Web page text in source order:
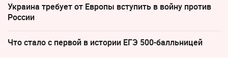
Украина требует от Европы вступить в войну против
России
Что стало с первой в истории ЕГЭ 500-балльницей